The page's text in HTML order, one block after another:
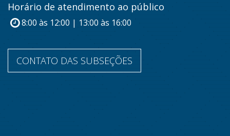
Horário de atendimento ao público
8:00 às 12:00 | 13:00 às 16:00
CONTATO DAS SUBSEÇÕES